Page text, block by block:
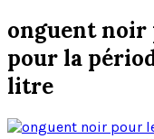
onguent noir
pour la
litre